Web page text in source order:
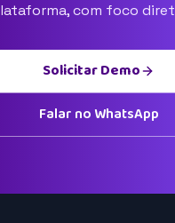
com foco
Solicitar Demo
Falar no WhatsApp